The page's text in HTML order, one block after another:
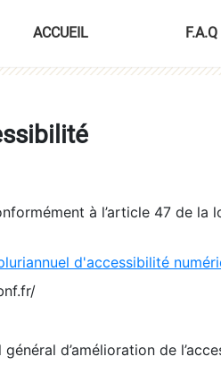
ACCUEIL F.A.Q
à l’article 47 de la
d'accessibilité
d’amélioration de